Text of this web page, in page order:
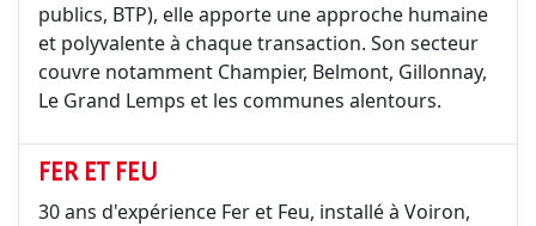
publics, BTP), elle apporte une approche humaine
et polyvalente à chaque transaction. Son secteur
couvre notamment Champier, Belmont, Gillonnay,
Le Grand Lemps et les communes alentours.
FER ET FEU
30 ans d'expérience Fer et Feu, installé à Voiron,